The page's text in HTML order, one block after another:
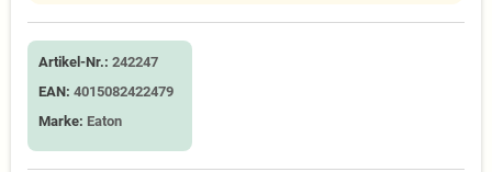
Artikel-Nr.: 242247
EAN: 4015082422479
Marke: Eaton